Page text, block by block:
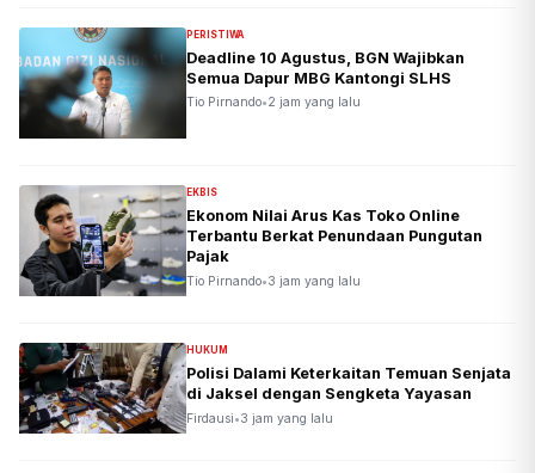
PERISTIWA
Deadline 10 Agustus, BGN Wajibkan
Semua Dapur MBG Kantongi SLHS
Tio Pirnando•2 jam yang lalu
EKBIS
Ekonom Nilai Arus Kas Toko Online
Terbantu Berkat Penundaan Pungutan
Pajak
Tio Pirnando•3 jam yang lalu
HUKUM
Polisi Dalami Keterkaitan Temuan Senjata
di Jaksel dengan Sengketa Yayasan
Firdausi•3 jam yang lalu